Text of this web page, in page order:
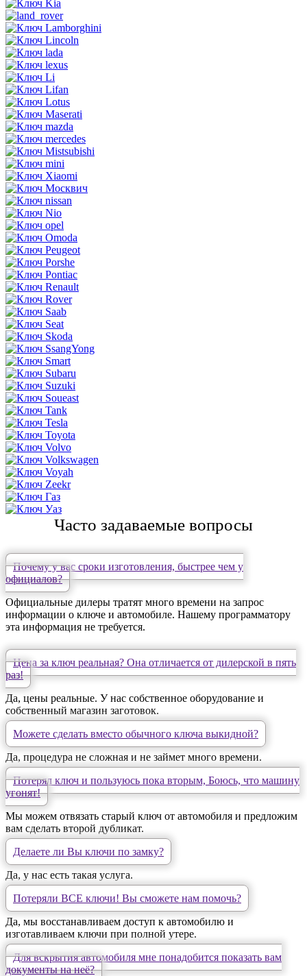
Часто задаваемые вопросы
Почему у вас сроки изготовления, быстрее чем у
официалов?
Официальные дилеры тратят много времени на запрос
информации о ключе и автомобиле. Нашему программатору
эта информация не требуется.
Цена за ключ реальная? Она отличается от дилерской в пять
раз!
Да, цены реальные. У нас собственное оборудование и
собственный магазин заготовок.
Можете сделать вместо обычного ключа выкидной?
Да, процедура не сложная и не займет много времени.
Потерял ключ и пользуюсь пока вторым, Боюсь, что машину
угонят!
Мы можем отвязать старый ключ от автомобиля и предложим
вам сделать второй дубликат.
Делаете ли Вы ключи по замку?
Да, у нас есть такая услуга.
Потеряли ВСЕ ключи! Вы сможете нам помочь?
Да, мы восстанавливаем доступ к автомобилю и
изготавливаем ключи при полной утере.
Для вскрытия автомобиля мне понадобится показать вам
документы на неё?